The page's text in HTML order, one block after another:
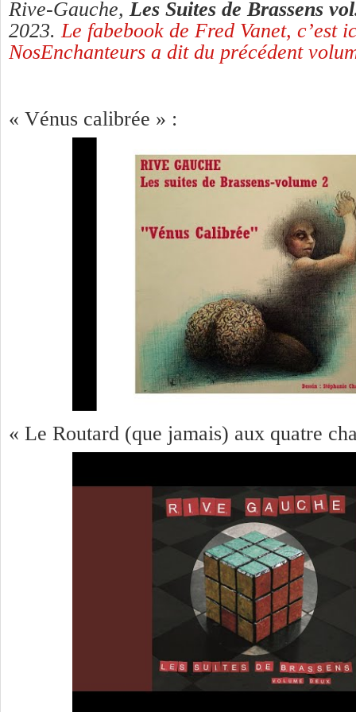
Rive-Gauche, Les Suites de Brassens
2023. Le fabebook de Fred Vanet, c’est
NosEnchanteurs a dit du précédent
« Vénus calibrée » :
« Le Routard (que jamais) aux quatre